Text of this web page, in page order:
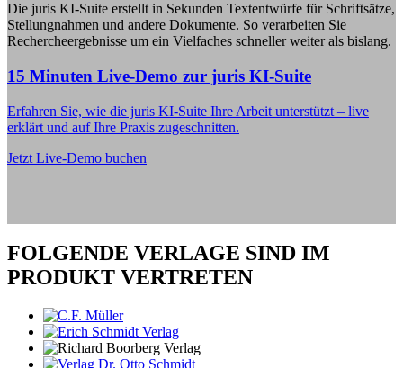
Die juris KI-Suite erstellt in Sekunden Textentwürfe für Schriftsätze,
Stellungnahmen und andere Dokumente. So verarbeiten Sie
Rechercheergebnisse um ein Vielfaches schneller weiter als bislang.
15 Minuten Live-Demo zur juris KI-Suite
Erfahren Sie, wie die juris KI-Suite Ihre Arbeit unterstützt – live
erklärt und auf Ihre Praxis zugeschnitten.
Jetzt Live-Demo buchen
FOLGENDE VERLAGE SIND IM
PRODUKT VERTRETEN